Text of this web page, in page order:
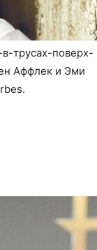
трусах-поверх-
Аффлек и Эми